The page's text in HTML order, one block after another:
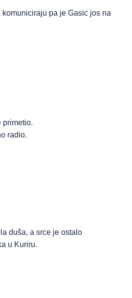
pa je Gasic jos na
primetio.
radio.
duša, a srce je ostalo
u Kuriru.